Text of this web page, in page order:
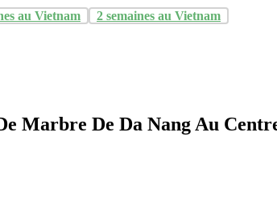
au Vietnam 2 semaines au Vietnam
Marbre De Da Nang Au